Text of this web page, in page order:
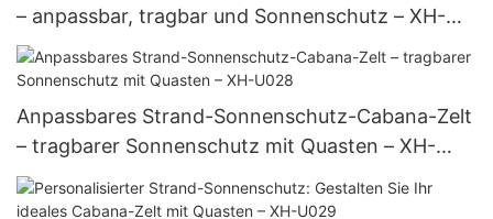
– anpassbar, tragbar und Sonnenschutz – XH-
U027
Anpassbares Strand-Sonnenschutz-Cabana-Zelt
– tragbarer Sonnenschutz mit Quasten – XH-
U028